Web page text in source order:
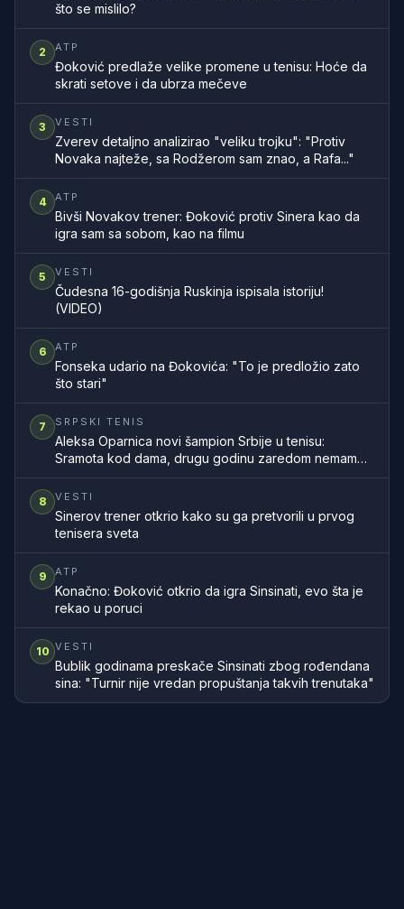
što se mislilo?
2 ATP
Đoković predlaže velike promene u tenisu: Hoće da
skrati setove i da ubrza mečeve
3 VESTI
Zverev detaljno analizirao "veliku trojku": "Protiv
Novaka najteže, sa Rodžerom sam znao, a Rafa..."
4 ATP
Bivši Novakov trener: Đoković protiv Sinera kao da
igra sam sa sobom, kao na filmu
5 VESTI
Čudesna 16-godišnja Ruskinja ispisala istoriju!
(VIDEO)
6 ATP
Fonseka udario na Đokovića: "To je predložio zato
što stari"
7 SRPSKI TENIS
Aleksa Oparnica novi šampion Srbije u tenisu:
Sramota kod dama, drugu godinu zaredom nemamo
8 VESTI
Sinerov trener otkrio kako su ga pretvorili u prvog
tenisera sveta
9 ATP
Konačno: Đoković otkrio da igra Sinsinati, evo šta je
rekao u poruci
10 VESTI
Bublik godinama preskače Sinsinati zbog rođendana
sina: "Turnir nije vredan propuštanja takvih trenutaka"